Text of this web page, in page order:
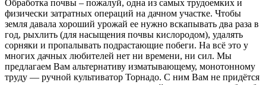
Обработка почвы – пожалуй, одна из самых трудоемких и
физически затратных операций на дачном участке. Чтобы
земля давала хороший урожай ее нужно вскапывать два раза в
год, рыхлить (для насыщения почвы кислородом), удалять
сорняки и пропалывать подрастающие побеги. На всё это у
многих дачных любителей нет ни времени, ни сил. Мы
предлагаем Вам альтернативу изматывающему, монотонному
труду — ручной культиватор Торнадо. С ним Вам не придётся